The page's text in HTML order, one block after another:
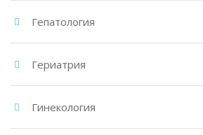
Гепатология
Гериатрия
Гинекология